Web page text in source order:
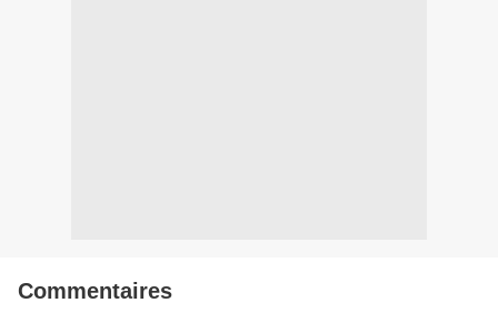
Commentaires